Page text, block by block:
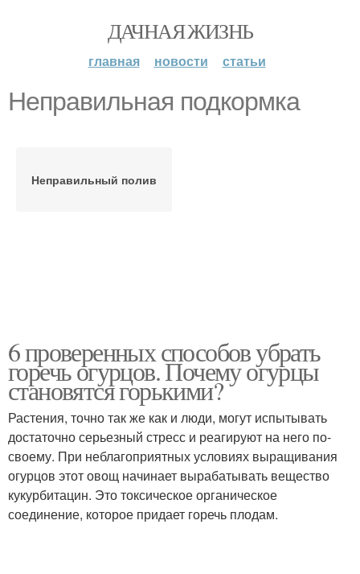
ДАЧНАЯ ЖИЗНЬ
главная новости статьи
Неправильная подкормка
Неправильный полив
6 проверенных способов убрать
горечь огурцов. Почему огурцы
становятся горькими?
Растения, точно так же как и люди, могут испытывать
достаточно серьезный стресс и реагируют на него по-
своему. При неблагоприятных условиях выращивания
огурцов этот овощ начинает вырабатывать вещество
кукурбитацин. Это токсическое органическое
соединение, которое придает горечь плодам.